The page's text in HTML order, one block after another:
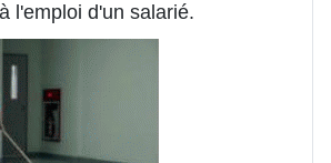
l'emploi d'un salarié.